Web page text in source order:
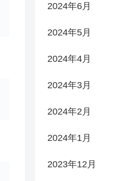
2024年6月
2024年5月
2024年4月
2024年3月
2024年2月
2024年1月
2023年12月